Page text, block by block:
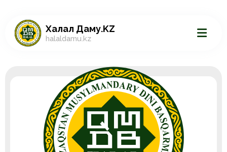
Халал Даму.KZ
halaldamu.kz